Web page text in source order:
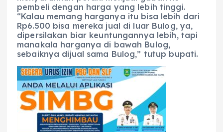
pembeli dengan harga yang lebih tinggi.
“Kalau memang harganya itu bisa lebih dari
Rp6.500 bisa mereka jual di luar Bulog, ya,
dipersilakan biar keuntungannya lebih, tapi
manakala harganya di bawah Bulog,
sebaiknya dijual sama Bulog,” tutup bupati.